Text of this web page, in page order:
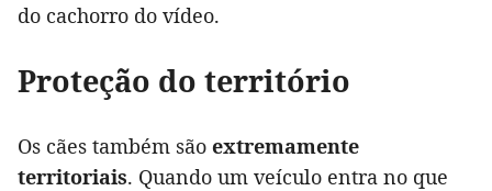
do cachorro do vídeo.
Proteção do território
Os cães também são extremamente
territoriais. Quando um veículo entra no que